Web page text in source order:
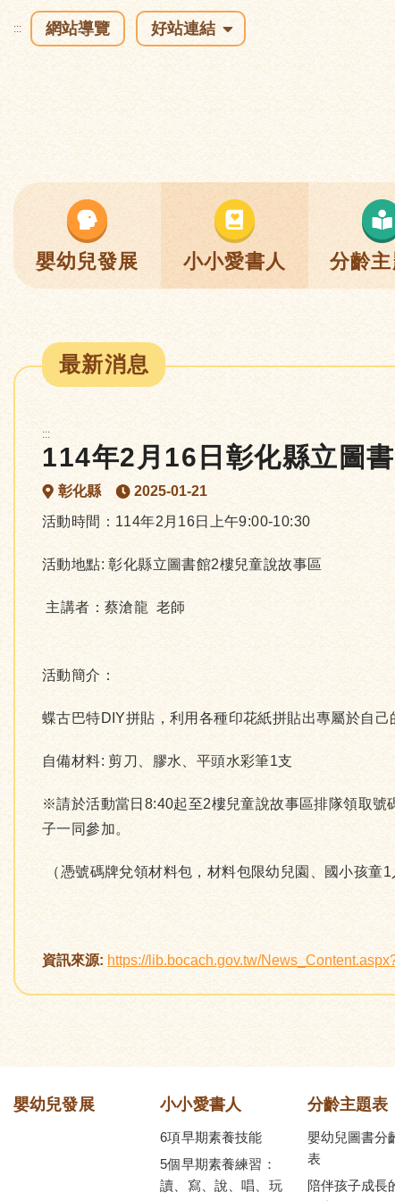
::: 網站導覽 好站連結
嬰幼兒發展 小小愛書人 分齡
最新消息
:::
114年2月16日彰化縣立圖
彰化縣
2025-01-21
活動時間：114年2月16日上午9:00-10:30
活動地點: 彰化縣立圖書館2樓兒童說故事區
主講者：蔡滄龍 老師
活動簡介：
蝶古巴特DIY拼貼，利用各種印花紙拼貼出專屬於自己
自備材料: 剪刀、膠水、平頭水彩筆1支
※請於活動當日8:40起至2樓兒童說故事區排隊領取號
子一同參加。
（憑號碼牌兌領材料包，材料包限幼兒園、國小孩童1
資訊來源: https://lib.bocach.gov.tw/
嬰幼兒發展 小小愛書人
6項早期素養技能
5個早期素養練習：
讀、寫、說、唱、玩
分齡主題表
嬰幼兒圖書分
表
陪伴孩子成長